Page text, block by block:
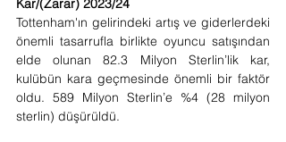
Tottenham'ın gelirindeki artış ve giderlerdeki
önemli tasarrufla birlikte oyuncu satışından
elde olunan 82.3 Milyon Sterlin’lik kar,
kulübün kara geçmesinde önemli bir faktör
oldu. 589 Milyon Sterlin’e %4 (28 milyon
sterlin) düşürüldü.